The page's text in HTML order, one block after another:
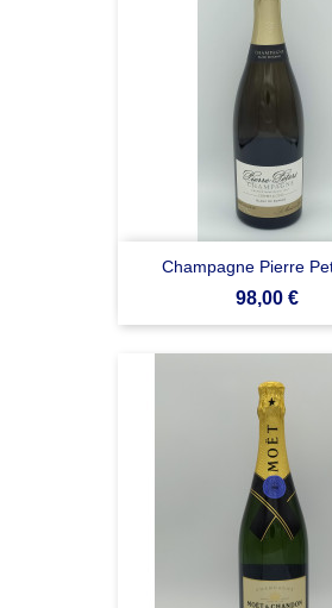
Champagne Pierre
Prezzo
98,00 €